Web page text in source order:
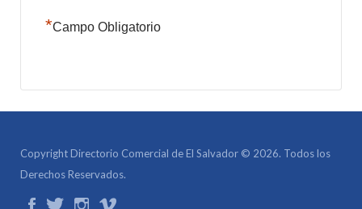
*Campo Obligatorio
Copyright Directorio Comercial de El Salvador © 2026. Todos los
Derechos Reservados.